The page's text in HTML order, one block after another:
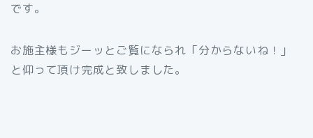
です。
お施主様もジーッとご覧になられ「分からないね！」
と仰って頂け完成と致しました。